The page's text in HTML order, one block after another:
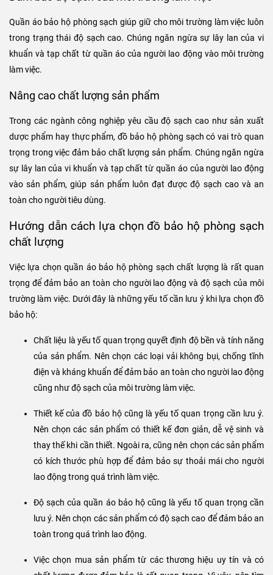
Đồ bảo hộ phòng sạch giúp bảo vệ người lao động khỏi các tác
nhân gây hại như vi khuẩn, virus hay hóa chất trong môi trường làm
việc. Chúng cũng có vai trò bảo vệ người lao động khỏi các tác nhân
bên ngoài như tia UV hay tĩnh điện.
Đảm bảo độ sạch của môi trường làm việc
Quần áo bảo hộ phòng sạch giúp giữ cho môi trường làm việc luôn
khuẩn và tạp chất từ quần áo của người lao động vào môi trường
làm việc.
Nâng cao chất lượng sản phẩm
Trong các ngành công nghiệp yêu cầu độ sạch cao như sản xuất
dược phẩm hay thực phẩm, đồ bảo hộ phòng sạch có vai trò quan
sự lây lan của vi khuẩn và tạp chất từ quần áo của người lao động
vào sản phẩm, giúp sản phẩm luôn đạt được độ sạch cao và an
toàn cho người tiêu dùng.
chất lượng
Việc lựa chọn quần áo bảo hộ phòng sạch chất lượng là rất quan
trọng để đảm bảo an toàn cho người lao động và độ sạch của môi
trường làm việc. Dưới đây là những yếu tố cần lưu ý khi lựa chọn đồ
Chất liệu là yếu tố quan trọng quyết định độ bền và tính năng
của sản phẩm. Nên chọn các loại vải không bụi, chống tĩnh
cũng như độ sạch của môi trường làm việc.